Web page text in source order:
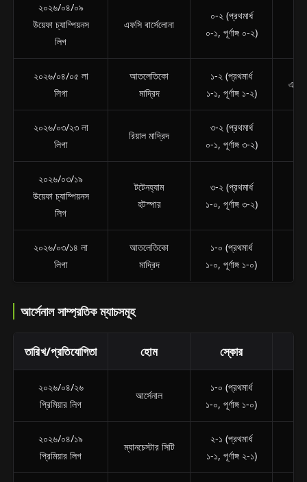
২০২৬/০৪/০৯
উয়েফা চ্যাম্পিয়নস
লিগ
এফসি বার্সেলোনা
০-২ (প্রথমার্ধ
০-১, পূর্ণাঙ্গ ০-২)
২০২৬/০৪/০৫ লা
লিগা
আতলেতিকো
মাদ্রিদ
১-২ (প্রথমার্ধ
১-১, পূর্ণাঙ্গ ১-২)
এফসি
২০২৬/০৩/২৩ লা
লিগা
রিয়াল মাদ্রিদ
৩-২ (প্রথমার্ধ
০-১, পূর্ণাঙ্গ ৩-২)
২০২৬/০৩/১৯
উয়েফা চ্যাম্পিয়নস
লিগ
টটেনহ্যাম
হটস্পার
৩-২ (প্রথমার্ধ
১-০, পূর্ণাঙ্গ ৩-২)
২০২৬/০৩/১৪ লা
লিগা
আতলেতিকো
মাদ্রিদ
১-০ (প্রথমার্ধ
১-০, পূর্ণাঙ্গ ১-০)
আর্সেনাল সাম্প্রতিক ম্যাচসমূহ
তারিখ/প্রতিযোগিতা হোম স্কোর
২০২৬/০৪/২৬
প্রিমিয়ার লিগ
আর্সেনাল
১-০ (প্রথমার্ধ
১-০, পূর্ণাঙ্গ ১-০)
২০২৬/০৪/১৯
প্রিমিয়ার লিগ
ম্যানচেস্টার সিটি
২-১ (প্রথমার্ধ
১-১, পূর্ণাঙ্গ ২-১)